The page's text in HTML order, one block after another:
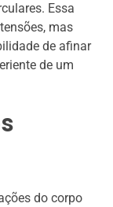
Essa
mas
de afinar
de um
do corpo